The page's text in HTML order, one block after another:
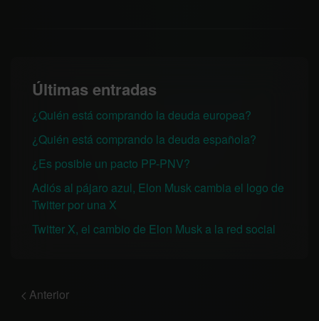
Últimas entradas
¿Quién está comprando la deuda europea?
¿Quién está comprando la deuda española?
¿Es posible un pacto PP-PNV?
Adiós al pájaro azul, Elon Musk cambia el logo de
Twitter por una X
Twitter X, el cambio de Elon Musk a la red social
Anterior